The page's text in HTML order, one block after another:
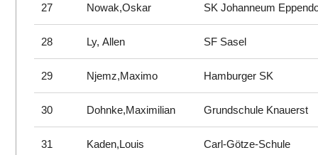
27 Nowak,Oskar SK Johanneum
28 Ly, Allen SF Sasel
29 Njemz,Maximo Hamburger SK
30 Dohnke,Maximilian Grundschule Knauerst
31 Kaden,Louis Carl-Götze-Schule